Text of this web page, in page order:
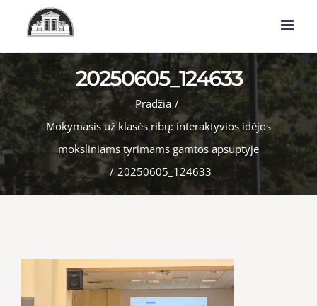
20250605_124633
Pradžia /
Mokymasis už klasės ribų: interaktyvios idėjos
moksliniams tyrimams gamtos apsuptyje
/ 20250605_124633